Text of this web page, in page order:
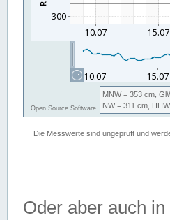
Oder aber auch in